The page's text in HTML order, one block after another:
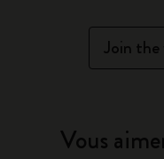
Join
Vous